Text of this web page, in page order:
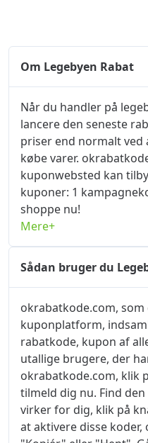
Om Legebyen Rabat
Når du handler på
lancere den seneste
priser end normalt
købe varer.
kuponwebsted kan
kuponer: 1
shoppe nu!
Mere+
Sådan bruger du
okrabatkode.com,
kuponplatform,
rabatkode, kupon af
utallige brugere, der
okrabatkode.com, klik
tilmeld dig nu. Find
virker for dig, klik på
at aktivere disse